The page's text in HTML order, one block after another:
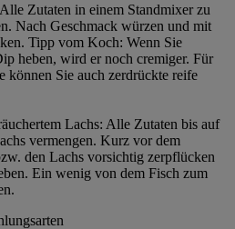
Zutaten in einem Standmixer zu
Nach Geschmack würzen und mit
Tipp vom Koch: Wenn Sie
heben, wird er noch cremiger. Für
können Sie auch zerdrückte reife
Lachs: Alle Zutaten bis auf
vermengen. Kurz vor dem
den Lachs vorsichtig zerpflücken
Ein wenig von dem Fisch zum